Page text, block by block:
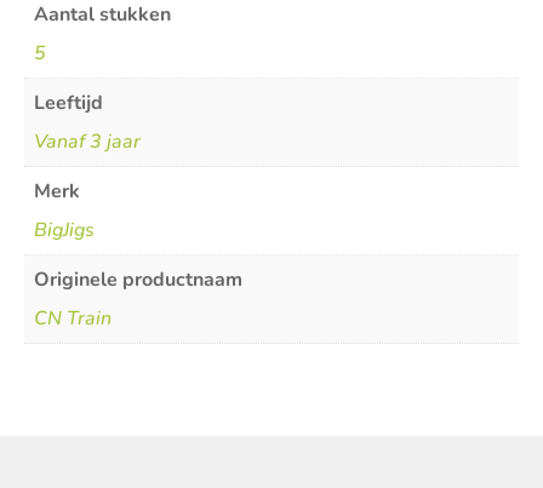
Aantal stukken
5
Leeftijd
Vanaf 3 jaar
Merk
BigJigs
Originele productnaam
CN Train